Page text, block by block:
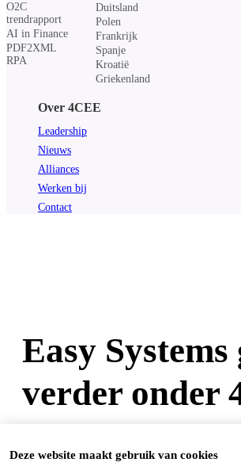
Deze website maakt gebruik van cookies
O2C
trendrapport
AI in Finance
PDF2XML
RPA
Duitsland
Polen
Frankrijk
Spanje
Kroatië
Griekenland
Over 4CEE
Leadership
Nieuws
Alliances
Werken bij
Contact
Easy Systems
verder onder
Menu